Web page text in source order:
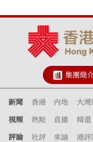
集團簡
新聞 香港 內地 大灣
視頻 熱點 直播 精選
評論 社評 來論 港評